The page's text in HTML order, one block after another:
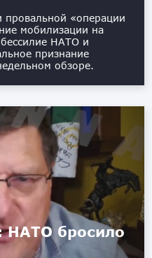
провальной «операции
мобилизации на
НАТО и
признание
обзоре.
НАТО бросило